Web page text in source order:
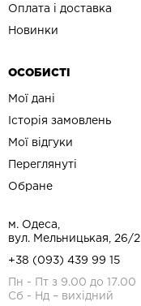
Оплата і доставка
Новинки
ОСОБИСТІ
Мої дані
Історія замовлень
Мої відгуки
Переглянуті
Обране
м. Одеса,
вул. Мельницькая, 26/2
+38 (093) 439 99 15
Пн - Пт з 9.00 до 17.00
Сб - Нд – вихідний